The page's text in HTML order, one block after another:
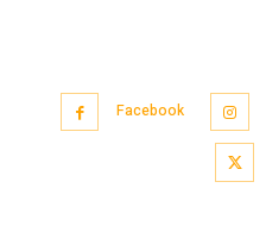
Facebook